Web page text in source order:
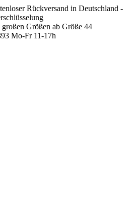
Rückversand in Deutschland -
Größen ab Größe 44
Mo-Fr 11-17h